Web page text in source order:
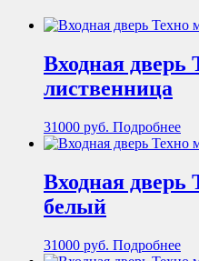
Входная дверь
лиственница
31000 руб. Подробнее
Входная дверь
белый
31000 руб. Подробнее